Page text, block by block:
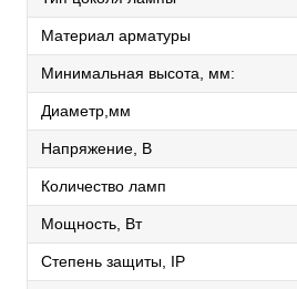
Материал арматуры
Минимальная высота, мм:
Диаметр,мм
Напряжение, В
Количество ламп
Мощность, Вт
Степень защиты, IP